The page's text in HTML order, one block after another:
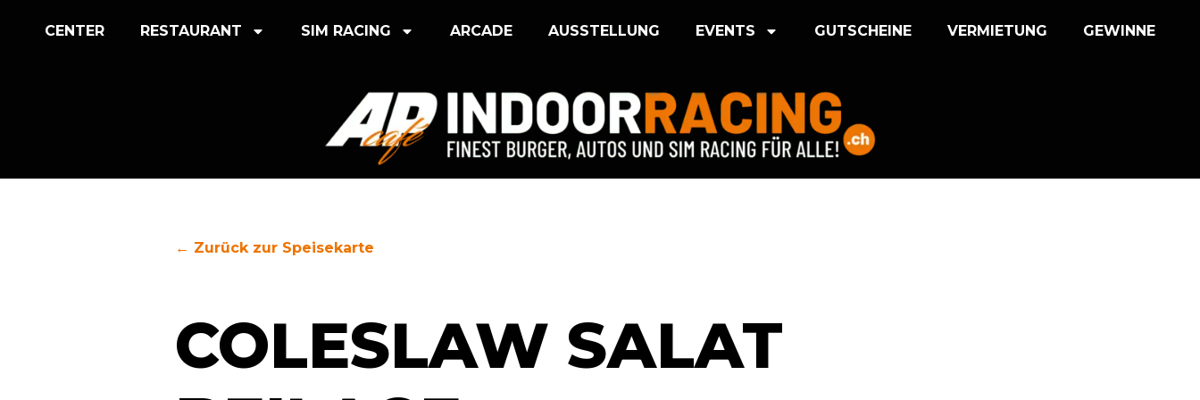
CENTER RESTAURANT SIM RACING ARCADE AUSSTELLUNG EVENTS GUTSCHEINE VERMIETUNG GEWINNE
← Zurück zur Speisekarte
COLESLAW SALAT